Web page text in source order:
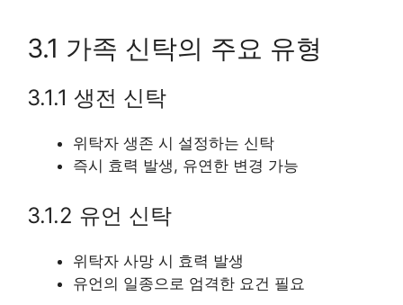
3.1 가족 신탁의 주요 유형
3.1.1 생전 신탁
위탁자 생존 시 설정하는 신탁
즉시 효력 발생, 유연한 변경 가능
3.1.2 유언 신탁
위탁자 사망 시 효력 발생
유언의 일종으로 엄격한 요건 필요